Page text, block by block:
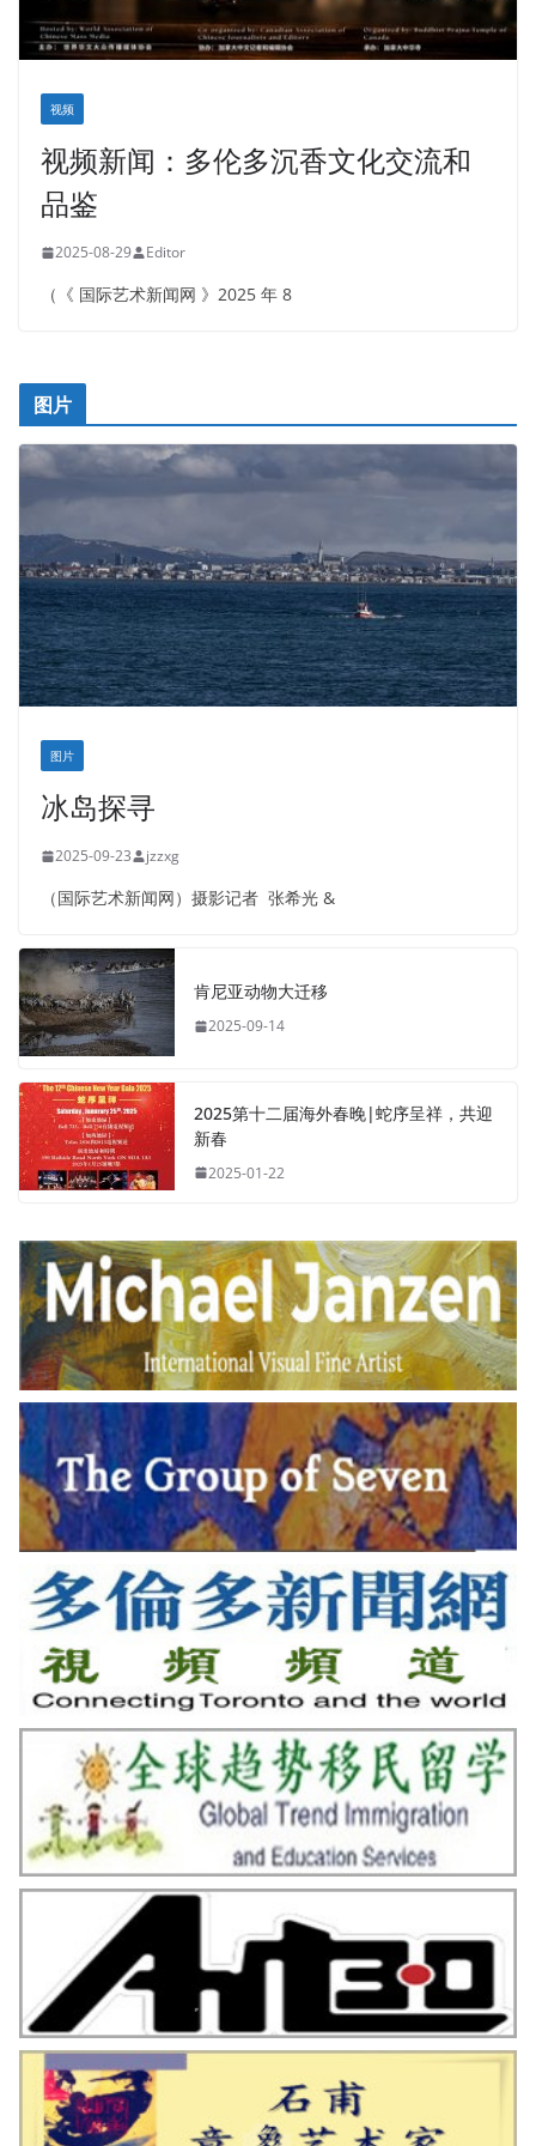
视频
视频新闻：多伦多沉香文化交流和
品鉴
2025-08-29 Editor
（《 国际艺术新闻网 》2025 年 8
图片
图片
冰岛探寻
2025-09-23 jzzxg
（国际艺术新闻网）摄影记者 张希光 &
肯尼亚动物大迁移
2025-09-14
2025第十二届海外春晚|蛇序呈祥，共迎
新春
2025-01-22